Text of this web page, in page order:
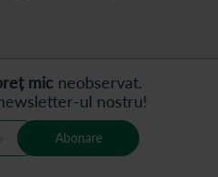
mic neobservat.
ul nostru!
Abonare